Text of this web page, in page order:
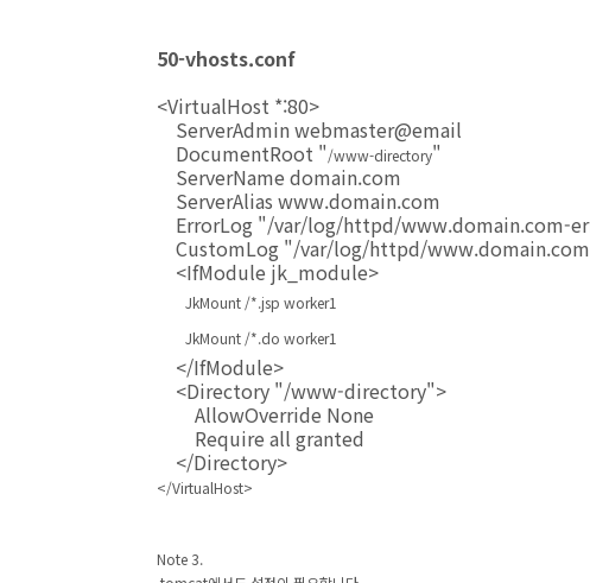
50-vhosts.conf
<VirtualHost *:80>
ServerAdmin webmaster@email
DocumentRoot "/www-directory"
ServerName domain.com
ServerAlias www.domain.com
ErrorLog "/var/log/httpd/www.domain.com-
CustomLog "/var/log/httpd/
<IfModule jk_module>
JkMount /*.jsp worker1
JkMount /*.do worker1
</IfModule>
<Directory "/www-directory">
AllowOverride None
Require all granted
</Directory>
</VirtualHost>
Note 3.